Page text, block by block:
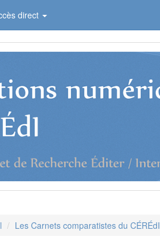
direct
Les Carnets comparatistes du CÉRÉdI